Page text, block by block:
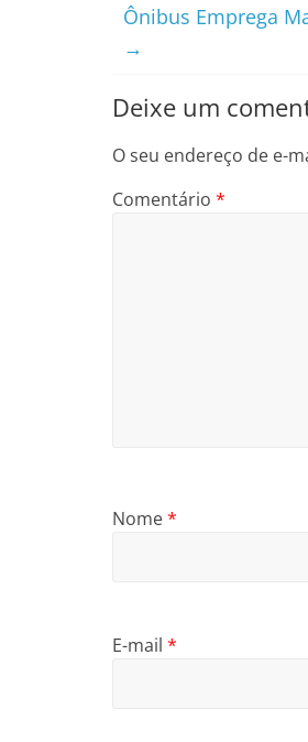
Ônibus Emprega
→
Deixe um
O seu endereço de e-
Comentário *
Nome*
E-mail *